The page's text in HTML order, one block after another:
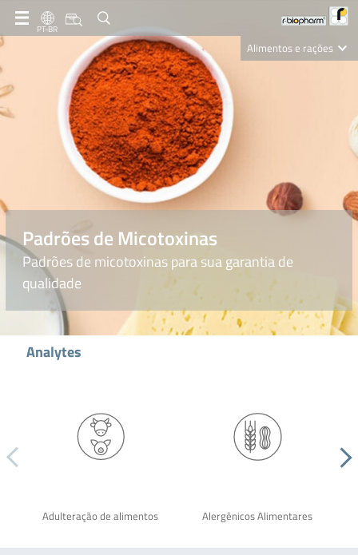
PT-BR
Alimentos e rações
Padrões de Micotoxinas
Padrões de micotoxinas para sua garantia de
qualidade
Analytes
Adulteração de alimentos Alergênicos Alimentares